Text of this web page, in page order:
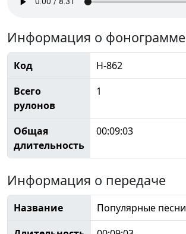
Информация о фонограмме
Код
Н-862
Всего
рулонов
1
Общая
длительность
00:09:03
Информация о передаче
Название
Популярные песни